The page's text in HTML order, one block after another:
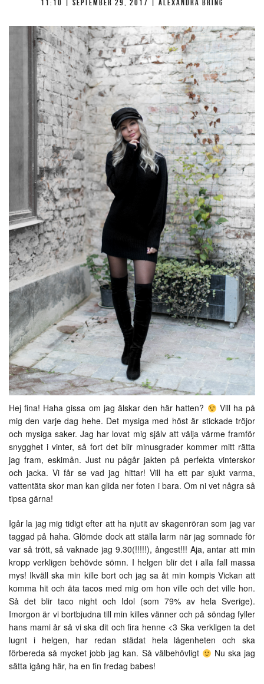
11:10 | september 29, 2017 | Alexandra Bring
Hej fina! Haha gissa om jag älskar den här hatten?
Vill ha på
mig den varje dag hehe. Det mysiga med höst är stickade tröjor
och mysiga saker. Jag har lovat mig själv att välja värme framför
snygghet i vinter, så fort det blir minusgrader kommer mitt rätta
jag fram, eskimån. Just nu pågår jakten på perfekta vinterskor
och jacka. Vi får se vad jag hittar! Vill ha ett par sjukt varma,
vattentäta skor man kan glida ner foten i bara. Om ni vet några så
tipsa gärna!
Igår la jag mig tidigt efter att ha njutit av skagenröran som jag var
taggad på haha. Glömde dock att ställa larm när jag somnade för
var så trött, så vaknade jag 9.30(!!!!!), ångest!!! Aja, antar att min
kropp verkligen behövde sömn. I helgen blir det i alla fall massa
mys! Ikväll ska min kille bort och jag sa åt min kompis Vickan att
komma hit och äta tacos med mig om hon ville och det ville hon.
Så det blir taco night och Idol (som 79% av hela Sverige).
Imorgon är vi bortbjudna till min killes vänner och på söndag fyller
hans mami år så vi ska dit och fira henne <3 Ska verkligen ta det
lugnt i helgen, har redan städat hela lägenheten och ska
förbereda så mycket jobb jag kan. Så välbehövligt
Nu ska jag
sätta igång här, ha en fin fredag babes!